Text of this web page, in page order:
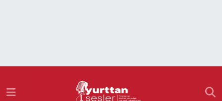
Namaz Vakitleri